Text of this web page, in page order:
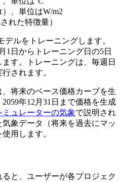
）、単位はW/m2
れた特徴量）
ルをトレーニングします。
1日からトレーニング日の5日
す。トレーニングは、毎週日
されます。
、将来のベース価格カーブを生
年12月31日まで価格を生成
ミュレーターの気象で説明され
象データ（将来を過去にマッ
用します。
と、ユーザーが各プロジェク